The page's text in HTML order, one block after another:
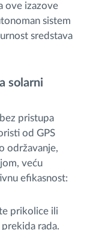
ove izazove
sistem
sredstava
solarni
pristupa
od GPS
održavanje,
veću
efikasnost:
prikolice ili
rada.